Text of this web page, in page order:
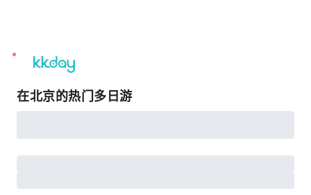
unread
notifications
在北京的热门多日游